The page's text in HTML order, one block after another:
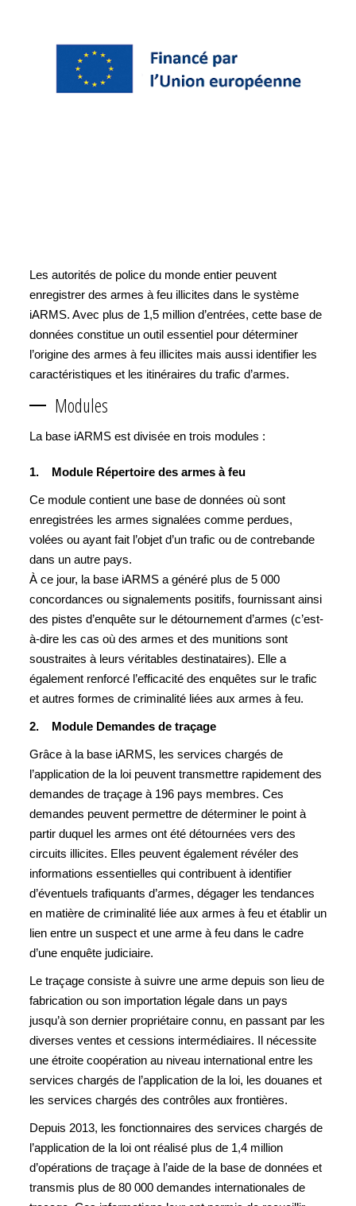
Les autorités de police du monde entier peuvent
enregistrer des armes à feu illicites dans le système
iARMS. Avec plus de 1,5 million d’entrées, cette base de
données constitue un outil essentiel pour déterminer
l’origine des armes à feu illicites mais aussi identifier les
caractéristiques et les itinéraires du trafic d’armes.
Modules
La base iARMS est divisée en trois modules :
1. Module Répertoire des armes à feu
Ce module contient une base de données où sont
enregistrées les armes signalées comme perdues,
volées ou ayant fait l’objet d’un trafic ou de contrebande
dans un autre pays.
À ce jour, la base iARMS a généré plus de 5 000
concordances ou signalements positifs, fournissant ainsi
des pistes d’enquête sur le détournement d’armes (c’est-
à-dire les cas où des armes et des munitions sont
soustraites à leurs véritables destinataires). Elle a
également renforcé l’efficacité des enquêtes sur le trafic
et autres formes de criminalité liées aux armes à feu.
2. Module Demandes de traçage
Grâce à la base iARMS, les services chargés de
l’application de la loi peuvent transmettre rapidement des
demandes de traçage à 196 pays membres. Ces
demandes peuvent permettre de déterminer le point à
partir duquel les armes ont été détournées vers des
circuits illicites. Elles peuvent également révéler des
informations essentielles qui contribuent à identifier
d’éventuels trafiquants d’armes, dégager les tendances
en matière de criminalité liée aux armes à feu et établir un
lien entre un suspect et une arme à feu dans le cadre
d’une enquête judiciaire.
Le traçage consiste à suivre une arme depuis son lieu de
fabrication ou son importation légale dans un pays
jusqu’à son dernier propriétaire connu, en passant par les
diverses ventes et cessions intermédiaires. Il nécessite
une étroite coopération au niveau international entre les
services chargés de l’application de la loi, les douanes et
les services chargés des contrôles aux frontières.
Depuis 2013, les fonctionnaires des services chargés de
l’application de la loi ont réalisé plus de 1,4 million
d’opérations de traçage à l’aide de la base de données et
transmis plus de 80 000 demandes internationales de